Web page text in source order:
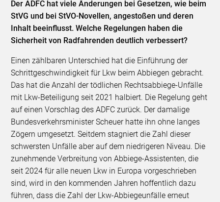
Der ADFC hat viele Änderungen bei Gesetzen, wie beim
StVG und bei StVO-Novellen, angestoßen und deren
Inhalt beeinflusst. Welche Regelungen haben die
Sicherheit von Radfahrenden deutlich verbessert?
Einen zählbaren Unterschied hat die Einführung der
Schrittgeschwindigkeit für Lkw beim Abbiegen gebracht.
Das hat die Anzahl der tödlichen Rechtsabbiege-Unfälle
mit Lkw-Beteiligung seit 2021 halbiert. Die Regelung geht
auf einen Vorschlag des ADFC zurück. Der damalige
Bundesverkehrsminister Scheuer hatte ihn ohne langes
Zögern umgesetzt. Seitdem stagniert die Zahl dieser
schwersten Unfälle aber auf dem niedrigeren Niveau. Die
zunehmende Verbreitung von Abbiege-Assistenten, die
seit 2024 für alle neuen Lkw in Europa vorgeschrieben
sind, wird in den kommenden Jahren hoffentlich dazu
führen, dass die Zahl der Lkw-Abbiegeunfälle erneut